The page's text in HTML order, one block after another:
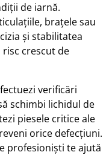
de iarnă.
brațele sau
și stabilitatea
crescut de
verificări
schimbi lichidul de
piesele critice ale
orice defecțiuni.
profesioniști te ajută